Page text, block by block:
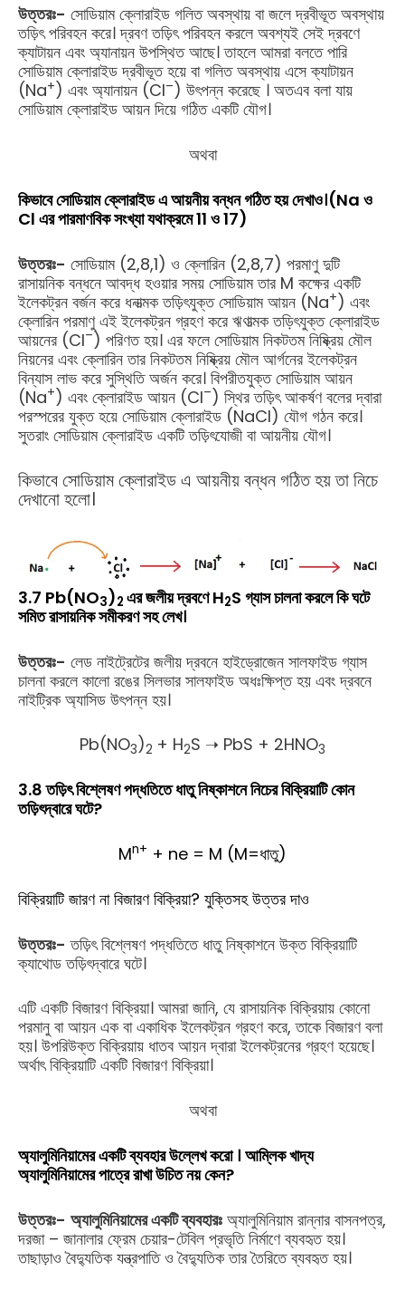
উত্তরঃ- সোডিয়াম ক্লোরাইড গলিত অবস্থায় বা জলে দ্রবীভূত অবস্থায়
তড়িৎ পরিবহন করে। দ্রবণ তড়িৎ পরিবহন করলে অবশ্যই সেই দ্রবণে
ক্যাটায়ন এবং অ্যানায়ন উপস্থিত আছে। তাহলে আমরা বলতে পারি
সোডিয়াম ক্লোরাইড দ্রবীভূত হয়ে বা গলিত অবস্থায় এসে ক্যাটায়ন
(Na+) এবং অ্যানায়ন (Cl–) উৎপন্ন করেছে । অতএব বলা যায়
সোডিয়াম ক্লোরাইড আয়ন দিয়ে গঠিত একটি যৌগ।
অথবা
কিভাবে সোডিয়াম ক্লোরাইড এ আয়নীয় বন্ধন গঠিত হয় দেখাও।(Na ও
Cl এর পারমাণবিক সংখ্যা যথাক্রমে 11 ও 17)
উত্তরঃ- সোডিয়াম (2,8,1) ও ক্লোরিন (2,8,7) পরমাণু দুটি
রাসায়নিক বন্ধনে আবদ্ধ হওয়ার সময় সোডিয়াম তার M কক্ষের একটি
ইলেকট্রন বর্জন করে ধনাত্মক তড়িৎযুক্ত সোডিয়াম আয়ন (Na+) এবং
ক্লোরিন পরমাণু এই ইলেকট্রন গ্রহণ করে ঋণাত্মক তড়িৎযুক্ত ক্লোরাইড
আয়নের (Cl–) পরিণত হয়। এর ফলে সোডিয়াম নিকটতম নিষ্ক্রিয় মৌল
নিয়নের এবং ক্লোরিন তার নিকটতম নিষ্ক্রিয় মৌল আর্গনের ইলেকট্রন
বিন্যাস লাভ করে সুস্থিতি অর্জন করে। বিপরীতযুক্ত সোডিয়াম আয়ন
(Na+) এবং ক্লোরাইড আয়ন (Cl–) স্থির তড়িৎ আকর্ষণ বলের দ্বারা
পরস্পরের যুক্ত হয়ে সোডিয়াম ক্লোরাইড (NaCl) যৌগ গঠন করে।
সুতরাং সোডিয়াম ক্লোরাইড একটি তড়িৎযোজী বা আয়নীয় যৌগ।
কিভাবে সোডিয়াম ক্লোরাইড এ আয়নীয় বন্ধন গঠিত হয় তা নিচে
দেখানো হলো।
3.7 Pb(NO3)2 এর জলীয় দ্রবণে H2S গ্যাস চালনা করলে কি ঘটে
সমিত রাসায়নিক সমীকরণ সহ লেখ।
উত্তরঃ- লেড নাইট্রেটের জলীয় দ্রবনে হাইড্রোজেন সালফাইড গ্যাস
চালনা করলে কালো রঙের সিলভার সালফাইড অধঃক্ষিপ্ত হয় এবং দ্রবনে
নাইট্রিক অ্যাসিড উৎপন্ন হয়।
Pb(NO3)2 + H2S ➝ PbS + 2HNO3
3.8 তড়িৎ বিশ্লেষণ পদ্ধতিতে ধাতু নিষ্কাশনে নিচের বিক্রিয়াটি কোন
তড়িৎদ্বারে ঘটে?
Mn+ + ne = M (M=ধাতু)
বিক্রিয়াটি জারণ না বিজারণ বিক্রিয়া? যুক্তিসহ উত্তর দাও
উত্তরঃ- তড়িৎ বিশ্লেষণ পদ্ধতিতে ধাতু নিষ্কাশনে উক্ত বিক্রিয়াটি
ক্যাথোড তড়িৎদ্বারে ঘটে।
এটি একটি বিজারণ বিক্রিয়া। আমরা জানি, যে রাসায়নিক বিক্রিয়ায় কোনো
পরমানু বা আয়ন এক বা একাধিক ইলেকট্রন গ্রহণ করে, তাকে বিজারণ বলা
হয়। উপরিউক্ত বিক্রিয়ায় ধাতব আয়ন দ্বারা ইলেকট্রনের গ্রহণ হয়েছে।
অর্থাৎ বিক্রিয়াটি একটি বিজারণ বিক্রিয়া।
অথবা
অ্যালুমিনিয়ামের একটি ব্যবহার উল্লেখ করো । আম্লিক খাদ্য
অ্যালুমিনিয়ামের পাত্রে রাখা উচিত নয় কেন?
উত্তরঃ- অ্যালুমিনিয়ামের একটি ব্যবহারঃ অ্যালুমিনিয়াম রান্নার বাসনপত্র,
দরজা – জানালার ফ্রেম চেয়ার-টেবিল প্রভৃতি নির্মাণে ব্যবহৃত হয়।
তাছাড়াও বৈদ্যুতিক যন্ত্রপাতি ও বৈদ্যুতিক তার তৈরিতে ব্যবহৃত হয়।